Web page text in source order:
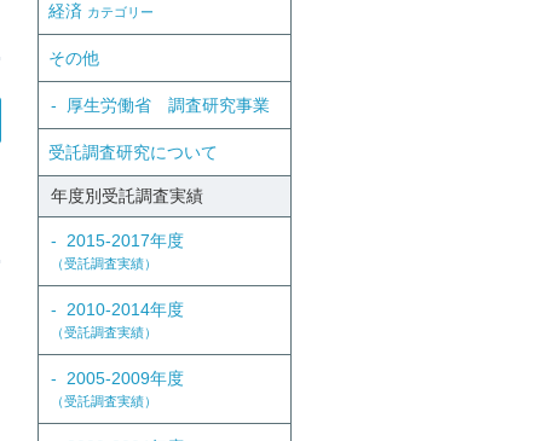
経済 カテゴリー
その他
厚生労働省 調査研究事業
受託調査研究について
年度別受託調査実績
2015-2017年度
（受託調査実績）
2010-2014年度
（受託調査実績）
2005-2009年度
（受託調査実績）